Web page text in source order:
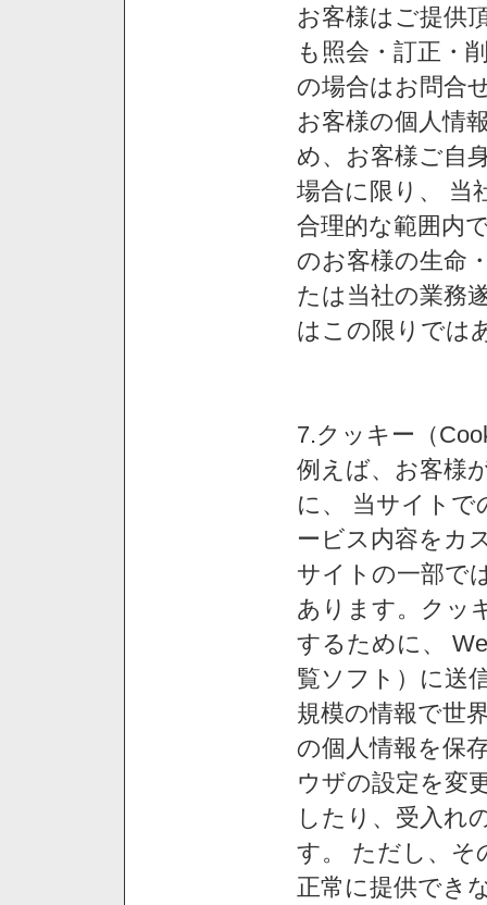
お客様はご提供
も照会・訂正・
の場合はお問合
お客様の個人情
め、お客様ご自
場合に限り、 当
合理的な範囲内
のお客様の生命
たは当社の業務
はこの限りでは
7.クッキー（
例えば、お客様
に、 当サイトで
ービス内容をカ
サイトの一部で
あります。クッ
するために、
覧ソフト）に送
規模の情報で世
の個人情報を保
ウザの設定を変
したり、受入れ
す。 ただし、そ
正常に提供でき